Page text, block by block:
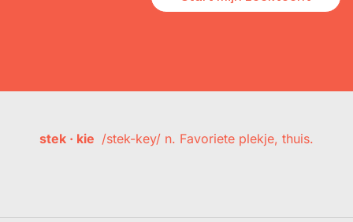
stek · kie /stek-key/ n. Favoriete plekje, thuis.